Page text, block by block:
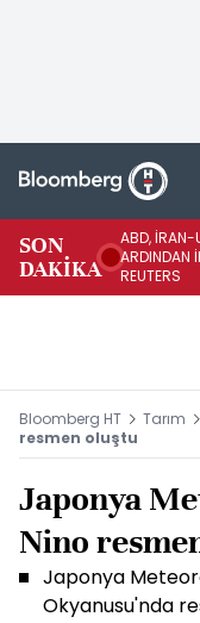
SON
DAKİKA
ABD, İRAN-
ARDINDAN
REUTERS
Bloomberg HT Tarım
resmen oluştu
Japonya
Nino
Japonya
Okyanusu'nda